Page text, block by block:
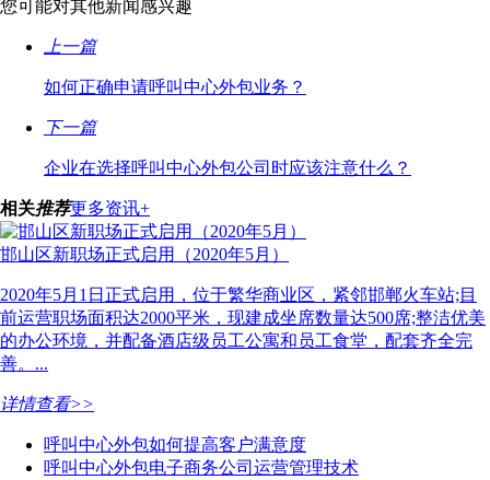
您可能对其他新闻感兴趣
上一篇
如何正确申请呼叫中心外包业务？
下一篇
企业在选择呼叫中心外包公司时应该注意什么？
相关推荐更多资讯+
邯山区新职场正式启用（2020年5月）
2020年5月1日正式启用，位于繁华商业区，紧邻邯郸火车站;目
前运营职场面积达2000平米，现建成坐席数量达500席;整洁优美
的办公环境，并配备酒店级员工公寓和员工食堂，配套齐全完
善。...
详情查看>>
呼叫中心外包如何提高客户满意度
呼叫中心外包电子商务公司运营管理技术